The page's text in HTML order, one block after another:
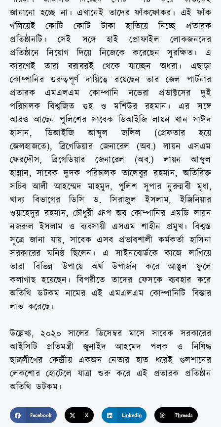
জানানো হচ্ছে না। এখানেই তাদের ফাঁকফোকর। এই ফাঁক
গলিয়েই কোটি কোটি টাকা হাতিয়ে নিচ্ছে প্রতারক
প্রতিষ্ঠানটি। সেই সঙ্গে হাই প্রোফাইল লোকজনদের
প্রতিষ্ঠানে নিয়োগ দিয়ে নিজেকে করেছেন সুরক্ষিত। এ
কারণেই তারা বরাবরই থেকে যাচ্ছেন অধরা। এছাড়া
কোম্পানির গুরুত্বপূর্ণ দায়িত্বে রয়েছেন তার জেল পার্টনার
প্রতারক এমএলএম কোম্পানি নভেরা প্রডাক্টসের দুই
পরিচালক বিশ্বজিত গুহ ও মশিউর রহমান। এর সঙ্গে
আরও আছেন পুলিশের সাবেক ডিআইজি লায়ন খান সাঈদ
হাসান, ডিআইজি আব্দুল জলিল (গ্রেফতার হয়ে
জেলহাজতে), ব্রিগেডিয়ার জেনারেল (অব.) লায়ন এসএম
ফেরদৌস, ব্রিগেডিয়ার জেনারেল (অব.) লায়ন আব্দুল
হান্নান, সাবেক দুদক পরিচালক তালেবুর রহমান, অতিরিক্ত
সচিব আলী আহম্মেদ মাহমুদ, পুলিশ সুপার নুরুন্নবী মৃধা,
খাদ্য বিভাগের ডিসি ড. সিরাজুল ইসলাম, ইঞ্জিনিয়ার
ওয়াহেদুর রহমান, চৌধুরী গ্রুপ অব কোম্পানির এমডি লায়ন
নজরুল ইসলাম ও ব্যবসায়ী এসএম শাহীন প্রমুখ। বিশ্বস্ত
সূত্রে জানা যায়, সাবেক এসব প্রভাবশালী কর্মকর্তা হাসিনা
সরকারের ঘনিষ্ঠ ছিলেন। এ সাইনবোর্ডকে কাজে লাগিয়ে
তারা বিভিন্ন উপায়ে অর্থ উপার্জন করে আঙুল ফুলে
কলাগাছ হয়েছেন। বিপরীতে তাদের ফেসকে ব্যবহার করে
অতিথি ডটকম নামের এই এমএলএম কোম্পানিটি বিস্তার
লাভ করেছে।
উল্লেখ্য, ২০২০ সালের ডিসেম্বর মাসে সাবেক সরকারের
আইসিটি প্রতিমন্ত্রী জুনাইদ আহমেদ পলক ও নিষিদ্ধ
ছাত্রলীগের কেন্দ্রীয় একজন নেতার হাত ধরেই গুলশানের
লেকশোর হোটেলে যাত্রা শুরু করে এই প্রতারক প্রতিষ্ঠান
অতিথি ডটকম।
Facebook X LinkedIn Threads